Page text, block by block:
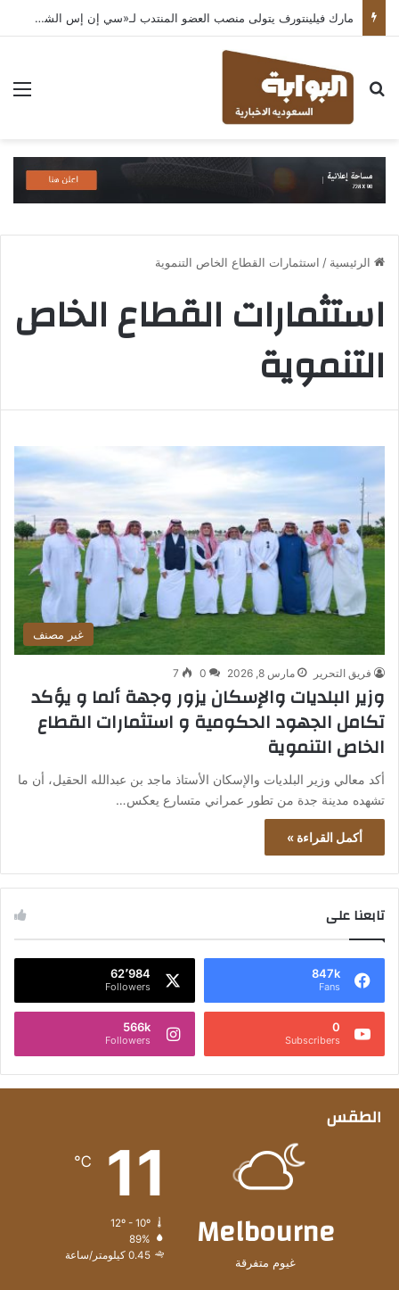
مارك فيلينتورف يتولى منصب العضو المنتدب لـ«سي إن إس الشرق الأوسط» ويشرف على شركات قطاع التكنولوجيا ضمن مجموعة غباش
بحث عن
الرئيسية / استثمارات القطاع الخاص التنموية
استثمارات القطاع الخاص
التنموية
غير مصنف
فريق التحرير مارس 8, 2026 0
7
وزير البلديات والإسكان يزور وجهة ألما و يؤكد
تكامل الجهود الحكومية و استثمارات القطاع
الخاص التنموية
أكد معالي وزير البلديات والإسكان الأستاذ ماجد بن عبدالله الحقيل، أن ما
تشهده مدينة جدة من تطور عمراني متسارع يعكس…
أكمل القراءة »
تابعنا على
847k
Fans
62٬984
Followers
0
Subscribers
566k
Followers
الطقس
Melbourne
غيوم متفرقة
11
℃
12º - 10º
89%
0.45 كيلومتر/ساعة